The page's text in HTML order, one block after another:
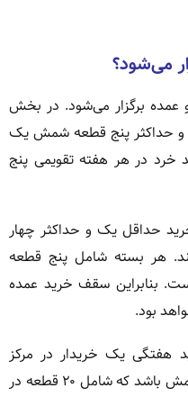
می‌شود؟
برگزار می‌شود. در بخش
و حداکثر پنج قطعه شمش یک
خرد در هر هفته تقویمی پنج
حداقل یک و حداکثر چهار
هر بسته شامل پنج قطعه
یک کیلوگرمی با عیار ۹۹۵ است. بنابراین سقف خرید عمده
هفتگی یک خریدار در مرکز
مبادله نمی‌تواند بیش از ۲۵ قطعه شمش باشد که شامل ۲۰ قطعه در